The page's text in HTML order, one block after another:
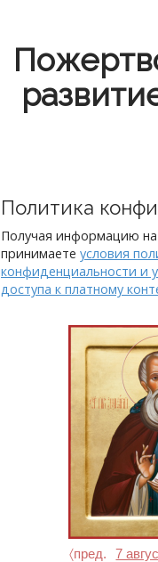
Политика
Получая информацию
принимаете условия
конфиденциальности и
доступа к платному
〈пред. 7